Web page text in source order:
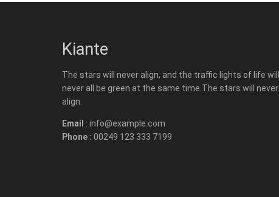
Kiante
The stars will never align, and the traffic lights of life will
never all be green at the same time.The stars will never
align.
Email : info@example.com
Phone : 00249 123 333 7199